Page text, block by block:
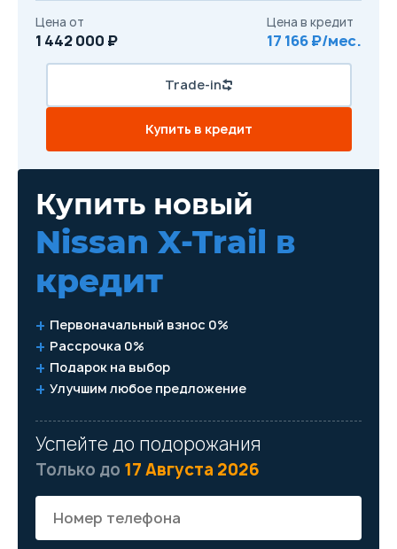
Купить новый
Nissan X-Trail в
кредит
Первоначальный взнос 0%
Рассрочка 0%
Подарок на выбор
Улучшим любое предложение
Успейте до подорожания
Только до 17 Августа 2026
Цена от
1 442 000 ₽
Цена в кредит
17 166 ₽/мес.
Trade-in
Купить в кредит